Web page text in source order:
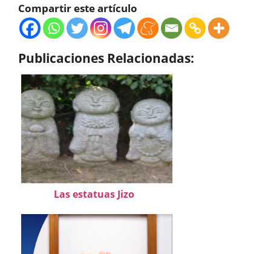
Compartir este artículo
Publicaciones Relacionadas:
Las estatuas Jizo